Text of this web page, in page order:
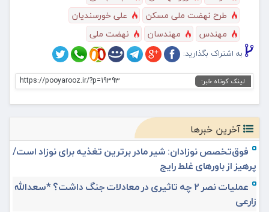
طرح نهضت ملی مسکن
علی خورسندیان
مهندس
مهندسان نهضت ملی
به اشتراک بگذارید:
لینک کوتاه خبر: https://pooyarooz.ir/?p=19393
آخرین خبرها
فوق‌تخصص نوزادان: شیر مادر برترین تغذیه برای نوزاد است/
پرهیز از باورهای غلط رایج
عملیات نصر ۲ چه تاثیری در معادلات جنگ داشت؟ *سعدالله
زارعی